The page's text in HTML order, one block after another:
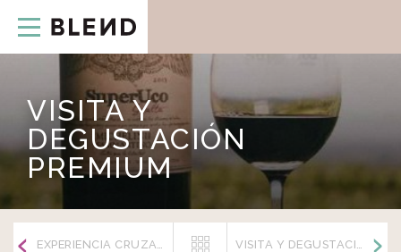
VISITA Y
DEGUSTACIÓN
PREMIUM
EXPERIENCIA CRUZAT VISITA Y DEGUSTACIÓN CON QUESOS